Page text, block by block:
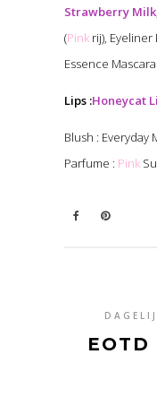
Strawberry Milk
(Pinkrij), Eyeliner
Essence Mascara
Lips :Honeycat
Blush : Everyday
Parfume : Pink
EOTD